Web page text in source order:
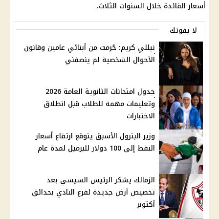
أسعار الفائدة خلال السنوات الثلاث.
لا يفوتك
نيللي كريم: حُرمت من أبنائي عامين وقانون
الأحوال الشخصية لم ينصفني
جدول امتحانات الثانوية العامة 2026
وتعليمات مهمة للطلاب قبل انطلاق
الاختبارات
وزير البترول الأسبق يتوقع ارتفاع أسعار
النفط إلى 100 دولار للبرميل لمدة عام
الزمالك يشكر الرئيس السيسي بعد
تخصيص أرض جديدة لفرع النادي بحدائق
أكتوبر